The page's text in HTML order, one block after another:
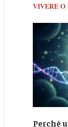
VIVERE O
Perché